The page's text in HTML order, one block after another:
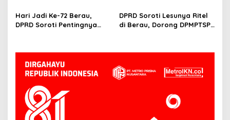
Dermaga Sanggam
Hari Jadi Ke-72 Berau,
DPRD Soroti Pentingnya
DPRD Soroti Lesunya Ritel
di Berau, Dorong DPMPTSP